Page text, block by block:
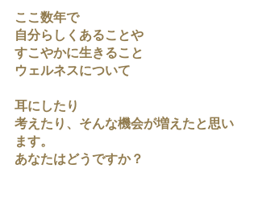
ここ数年で
自分らしくあることや
すこやかに生きること
ウェルネスについて
耳にしたり
考えたり、そんな機会が増えたと思い
ます。
あなたはどうですか？